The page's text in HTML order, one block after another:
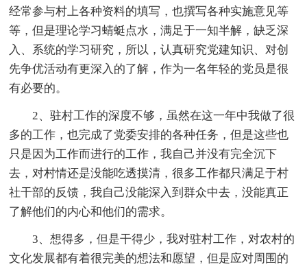
经常参与村上各种资料的填写，也撰写各种实施意见等
等，但是理论学习蜻蜓点水，满足于一知半解，缺乏深
入、系统的学习研究，所以，认真研究党建知识、对创
先争优活动有更深入的了解，作为一名年轻的党员是很
有必要的。
2、驻村工作的深度不够，虽然在这一年中我做了很
多的工作，也完成了党委安排的各种任务，但是这些也
只是因为工作而进行的工作，我自己并没有完全沉下
去，对村情还是没能吃透摸清，很多工作都只满足于村
社干部的反馈，我自己没能深入到群众中去，没能真正
了解他们的内心和他们的需求。
3、想得多，但是干得少，我对驻村工作，对农村的
文化发展都有着很完美的想法和愿望，但是应对周围的